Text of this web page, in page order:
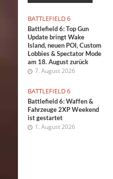
BATTLEFIELD 6
Battlefield 6: Top Gun
Update bringt Wake
Island, neuen POI, Custom
Lobbies & Spectator Mode
am 18. August zurück
7. August 2026
BATTLEFIELD 6
Battlefield 6: Waffen &
Fahrzeuge 2XP Weekend
ist gestartet
1. August 2026